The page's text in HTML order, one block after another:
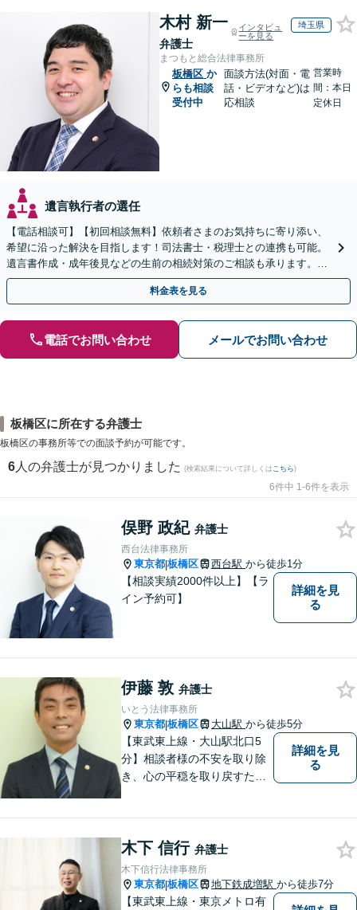
木村 新一
弁護士
インタビュ
ーを見る
埼玉県
まつもと総合法律事務所
板橋区 か
らも相談
受付中
面談方法(対面・電
話・ビデオなど)は
応相談
営業時
間：本日
定休日
遺言執行者の選任
【電話相談可】【初回相談無料】依頼者さまのお気持ちに寄り添い、
希望に沿った解決を目指します！司法書士・税理士との連携も可能。
遺言書作成・成年後見などの生前の相続対策のご相談も承ります。
【夜間／休日の相談可能】
料金表を見る
電話でお問い合わせ メールでお問い合わせ
板橋区に所在する弁護士
板橋区の事務所等での面談予約が可能です。
6 人の弁護士が見つかりました (検索結果について詳しくは こちら)
6件中 1-6件を表示
俣野 政紀 弁護士
西台法律事務所
東京都|板橋区 西台駅 から徒歩1分
【相談実績2000件以上】【ラ
イン予約可】
詳細を見
る
伊藤 敦 弁護士
いとう法律事務所
東京都|板橋区 大山駅 から徒歩5分
【東武東上線・大山駅北口5
分】相談者様の不安を取り除
き、心の平穏を取り戻すため
の実務経験を有し、不動産登
記・商業登記といった登記業
務にも精通【宅建資格保有】
詳細を見
る
木下 信行 弁護士
木下信行法律事務所
東京都|板橋区 地下鉄成増駅 から徒歩7分
【東武東上線・東京メトロ有